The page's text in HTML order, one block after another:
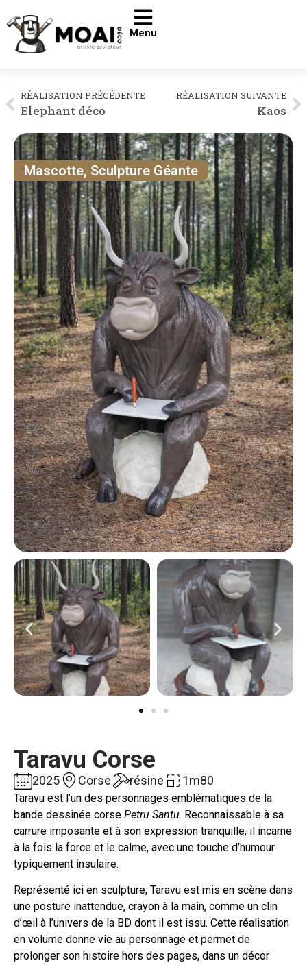
Menu
RÉALISATION PRÉCÉDENTE
Elephant déco
RÉALISATION SUIVANTE
Kaos
Mascotte, Sculpture Géante
Taravu Corse
2025 Corse résine 1m80
Taravu est l’un des personnages emblématiques de la
bande dessinée corse Petru Santu. Reconnaissable à sa
carrure imposante et à son expression tranquille, il incarne
à la fois la force et le calme, avec une touche d’humour
typiquement insulaire.
Représenté ici en sculpture, Taravu est mis en scène dans
une posture inattendue, crayon à la main, comme un clin
d’œil à l’univers de la BD dont il est issu. Cette réalisation
en volume donne vie au personnage et permet de
prolonger son histoire hors des pages, dans un décor